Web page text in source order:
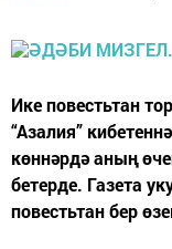
Ике повестьтан
“Азалия”
көннәрдә аның
бетерде. Газета
повестьтан бер